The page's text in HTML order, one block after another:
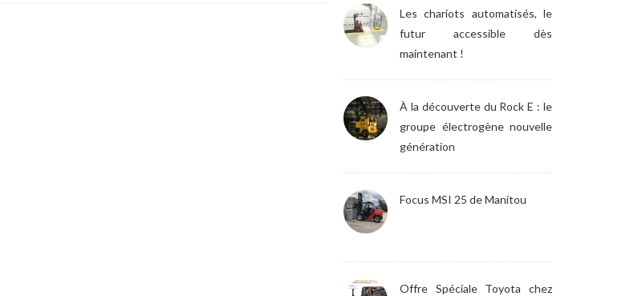
Les chariots automatisés, le
futur accessible dès
maintenant !
À la découverte du Rock E : le
groupe électrogène nouvelle
génération
Focus MSI 25 de Manitou
Offre Spéciale Toyota chez